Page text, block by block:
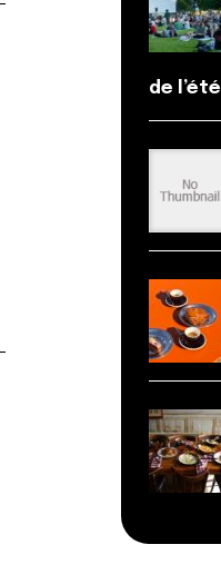
de l’été